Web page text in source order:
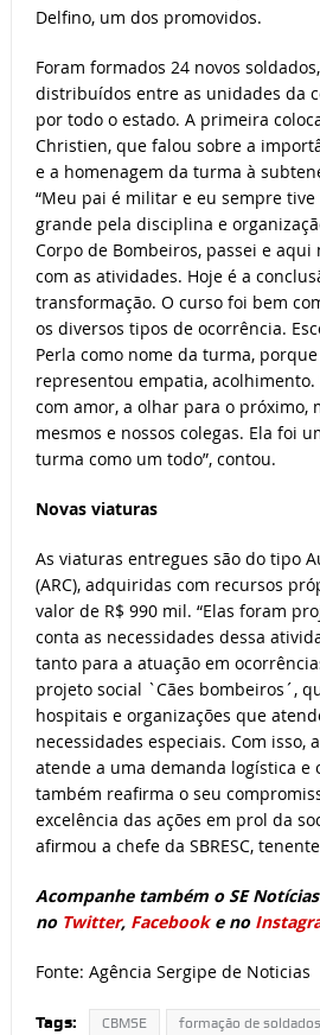
Delfino, um dos promovidos.
Foram formados 24 novos
distribuídos entre as unidades da
por todo o estado. A primeira
Christien, que falou sobre a
e a homenagem da turma à
“Meu pai é militar e eu sempre
grande pela disciplina e
Corpo de Bombeiros, passei e
com as atividades. Hoje é a
transformação. O curso foi bem
os diversos tipos de ocorrência.
Perla como nome da turma,
representou empatia,
com amor, a olhar para o próximo,
mesmos e nossos colegas. Ela foi
turma como um todo”, contou.
Novas viaturas
As viaturas entregues são do tipo
(ARC), adquiridas com recursos
valor de R$ 990 mil. “Elas foram
conta as necessidades dessa
tanto para a atuação em
projeto social `Cães bombeiros´,
hospitais e organizações que
necessidades especiais. Com isso,
atende a uma demanda logística e
também reafirma o seu
excelência das ações em prol da
afirmou a chefe da SBRESC,
Acompanhe também o SE Notícias
no Twitter, Facebooke no
Fonte: Agência Sergipe de Noticias
Tags: CBMSE formação de soldados